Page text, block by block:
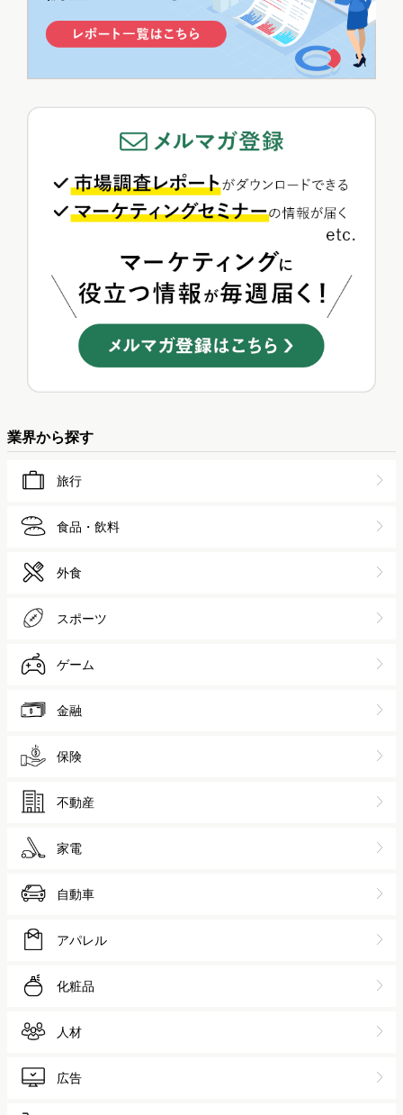
業界から探す
旅行
食品・飲料
外食
スポーツ
ゲーム
金融
保険
不動産
家電
自動車
アパレル
化粧品
人材
広告